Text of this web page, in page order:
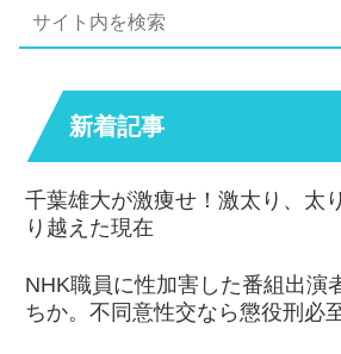
新着記事
千葉雄大が激痩せ！激太り、太
り越えた現在
NHK職員に性加害した番組出演
ちか。不同意性交なら懲役刑必